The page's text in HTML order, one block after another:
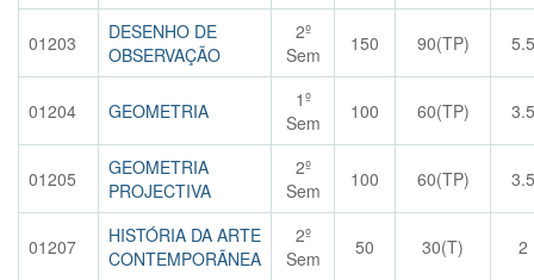
01203
DESENHO DE
OBSERVAÇÃO
2º
Sem
150 90(TP) 5.5
01204 GEOMETRIA
1º
Sem
100 60(TP) 3.5
01205
GEOMETRIA
PROJECTIVA
2º
Sem
100 60(TP) 3.5
01207
HISTÓRIA DA ARTE
CONTEMPORÃNEA
2º
Sem
50 30(T) 2